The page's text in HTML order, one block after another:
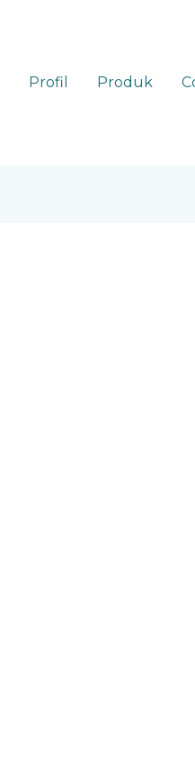
Profil Produk